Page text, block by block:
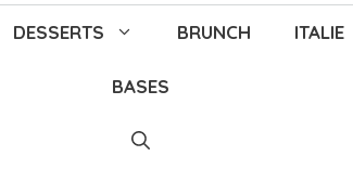
DESSERTS BRUNCH ITALIE
BASES